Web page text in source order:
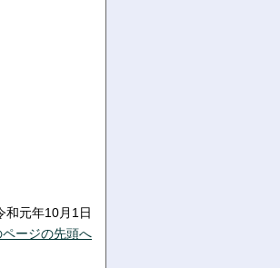
和元年10月1日
ページの先頭へ